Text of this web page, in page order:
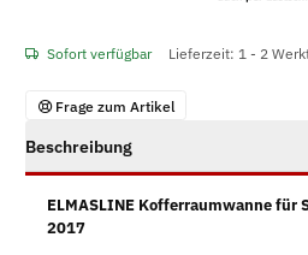
Sofort verfügbar Lieferzeit: 1 - 2
Frage zum Artikel
Beschreibung
ELMASLINE Kofferraumwanne für
2017